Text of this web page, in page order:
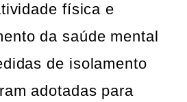
física e
da saúde mental
de isolamento
adotadas para